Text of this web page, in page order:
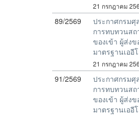
21 กรกฎาคม
89/2569
ประกาศกรมศุ
การทบทวนส
ของเข้า ผู้ส่งข
มาตรฐานเออี
21 กรกฎาคม
91/2569
ประกาศกรมศุ
การทบทวนส
ของเข้า ผู้ส่งข
มาตรฐานเออี